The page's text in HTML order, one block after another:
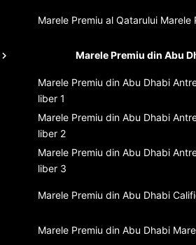
Marele Premiu al Qatarului Marele
Marele Premiu din Abu
Marele Premiu din Abu Dhabi
liber 1
Marele Premiu din Abu Dhabi
liber 2
Marele Premiu din Abu Dhabi
liber 3
Marele Premiu din Abu Dhabi
Marele Premiu din Abu Dhabi